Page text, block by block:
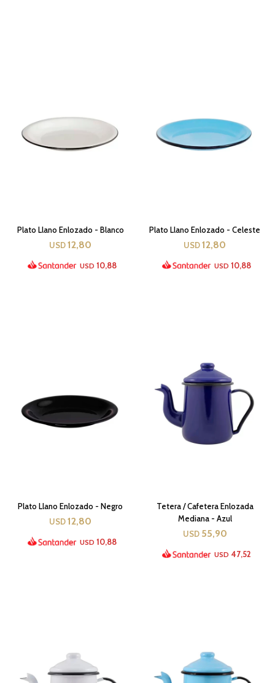
Plato Llano Enlozado - Blanco
USD 12,80
USD 10,88
Plato Llano Enlozado - Celeste
USD 12,80
USD 10,88
Plato Llano Enlozado - Negro
USD 12,80
USD 10,88
Tetera / Cafetera Enlozada
Mediana - Azul
USD 55,90
USD 47,52